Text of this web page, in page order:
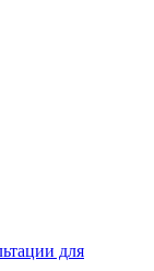
для